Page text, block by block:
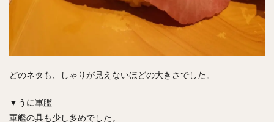
どのネタも、しゃりが見えないほどの大きさでした。
▼うに軍艦
軍艦の具も少し多めでした。